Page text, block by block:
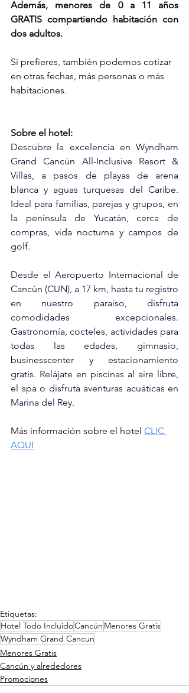
Además, menores de 0 a 11 años
GRATIS compartiendo habitación con
dos adultos.
Si prefieres, también podemos cotizar
en otras fechas, más personas o más
habitaciones.
Sobre el hotel:
Descubre la excelencia en Wyndham
Grand Cancún All-Inclusive Resort &
Villas, a pasos de playas de arena
blanca y aguas turquesas del Caribe.
Ideal para familias, parejas y grupos, en
la península de Yucatán, cerca de
compras, vida nocturna y campos de
golf.
Desde el Aeropuerto Internacional de
Cancún (CUN), a 17 km, hasta tu registro
en nuestro paraíso, disfruta
comodidades excepcionales.
Gastronomía, cocteles, actividades para
todas las edades, gimnasio,
businesscenter y estacionamiento
gratis. Relájate en piscinas al aire libre,
el spa o disfruta aventuras acuáticas en
Marina del Rey.
Más información sobre el hotel CLIC
AQUI
Etiquetas:
Hotel Todo IncluidoCancún Menores Gratis
Wyndham Grand Cancun
Menores Gratis
Cancún y alrededores
Promociones